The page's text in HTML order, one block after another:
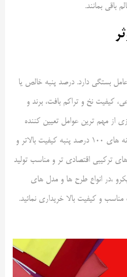
باقی بمانند.
بستگی دارد. درصد پنبه خالص یا
کیفیت نخ و تراکم بافت، برند و
از مهم ترین عوامل تعیین کننده
قیمت هستند. به طور کلی، نمونه های 100 درصد پنبه کیفیت بالاتر و
ترکیبی اقتصادی تر و مناسب تولید
،در انواع طرح ها و مدل های
مناسب و کیفیت بالا خریداری نمائید.